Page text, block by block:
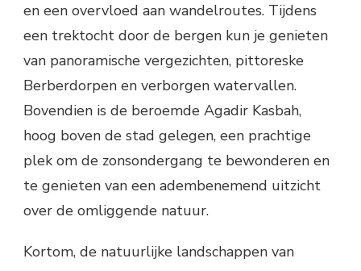
en een overvloed aan wandelroutes. Tijdens
een trektocht door de bergen kun je genieten
van panoramische vergezichten, pittoreske
Berberdorpen en verborgen watervallen.
Bovendien is de beroemde Agadir Kasbah,
hoog boven de stad gelegen, een prachtige
plek om de zonsondergang te bewonderen en
te genieten van een adembenemend uitzicht
over de omliggende natuur.
Kortom, de natuurlijke landschappen van